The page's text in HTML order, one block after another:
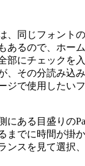
、同じフォント
あるので、ホー
部にチェックを
、その分読み込
ジで使用したい
にある目盛りの
までに時間が掛
ンスを見て選択